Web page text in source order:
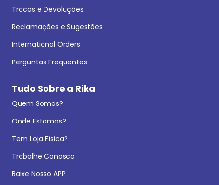
Trocas e Devoluções
Reclamações e Sugestões
International Orders
Perguntas Frequentes
Tudo Sobre a Rika
Quem Somos?
Onde Estamos?
Tem Loja Física?
Trabalhe Conosco
Baixe Nosso APP